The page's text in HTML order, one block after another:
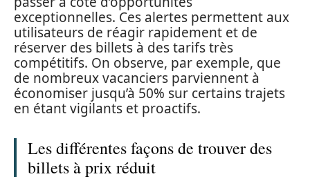
exceptionnelles. Ces alertes permettent aux
utilisateurs de réagir rapidement et de
réserver des billets à des tarifs très
compétitifs. On observe, par exemple, que
de nombreux vacanciers parviennent à
économiser jusqu’à 50% sur certains trajets
en étant vigilants et proactifs.
Les différentes façons de trouver des
billets à prix réduit